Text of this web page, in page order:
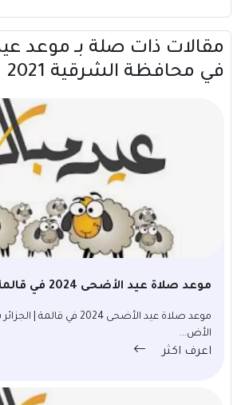
مقالات ذات صلة بــ موعد
في محافظة الشرقية 2021
موعد صلاة عيد الأضحى 2024 في قالمة | الجزائر
موعد صلاة عيد الأضحى 2024 في
الأض...
اعرف اكثر